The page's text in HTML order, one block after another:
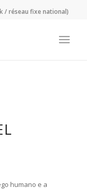
/ réseau fixe national)
humano e a